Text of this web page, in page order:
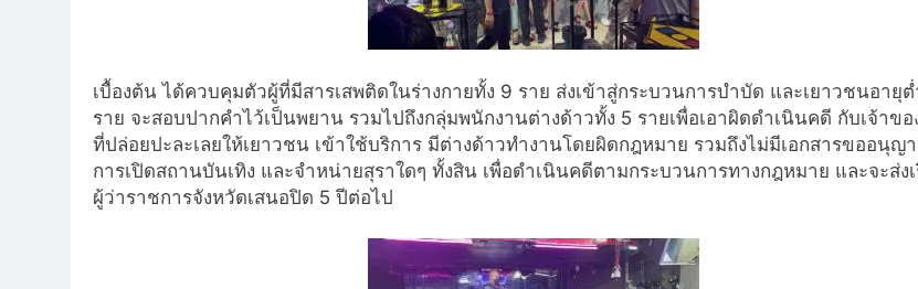
เบื้องต้น ได้ควบคุมตัวผู้ที่มีสารเสพติดในร่างกายทั้ง 9 ราย ส่งเข้าสู่กระบวนการบำบัด และเยาวชนอายุต่
ราย จะสอบปากคำไว้เป็นพยาน รวมไปถึงกลุ่มพนักงานต่างด้าวทั้ง 5 รายเพื่อเอาผิดดำเนินคดี กับเจ้าขอ
ที่ปล่อยปะละเลยให้เยาวชน เข้าใช้บริการ มีต่างด้าวทำงานโดยผิดกฎหมาย รวมถึงไม่มีเอกสารขออนุญ
การเปิดสถานบันเทิง และจำหน่ายสุราใดๆ ทั้งสิน เพื่อดำเนินคดีตามกระบวนการทางกฎหมาย และจะส่งเ
ผู้ว่าราชการจังหวัดเสนอปิด 5 ปีต่อไป